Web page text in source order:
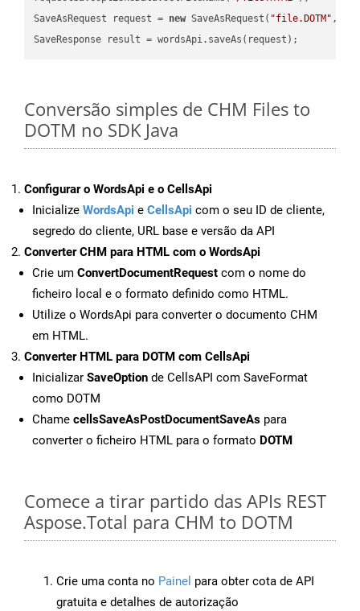
SaveAsRequest request = new SaveAsRequest( "file.DOTM"
Conversão simples de CHM Files to
DOTM no SDK Java
Configurar o WordsApi e o CellsApi
Inicialize WordsApi e CellsApi com o seu ID de cliente,
segredo do cliente, URL base e versão da API
Converter CHM para HTML com o WordsApi
Crie um ConvertDocumentRequest com o nome do
ficheiro local e o formato definido como HTML.
Utilize o WordsApi para converter o documento CHM
em HTML.
Converter HTML para DOTM com CellsApi
Inicializar SaveOption de CellsAPI com SaveFormat
como DOTM
Chame cellsSaveAsPostDocumentSaveAs para
converter o ficheiro HTML para o formato DOTM
Comece a tirar partido das APIs REST
Aspose.Total para CHM to DOTM
Crie uma conta no Painel para obter cota de API
gratuita e detalhes de autorização